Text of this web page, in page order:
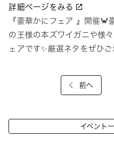
詳細ページをみる
『豪華かにフェア 』開催🦀
の王様の本ズワイガニや様
ェアです✨️厳選ネタをぜひ
前へ
イベント